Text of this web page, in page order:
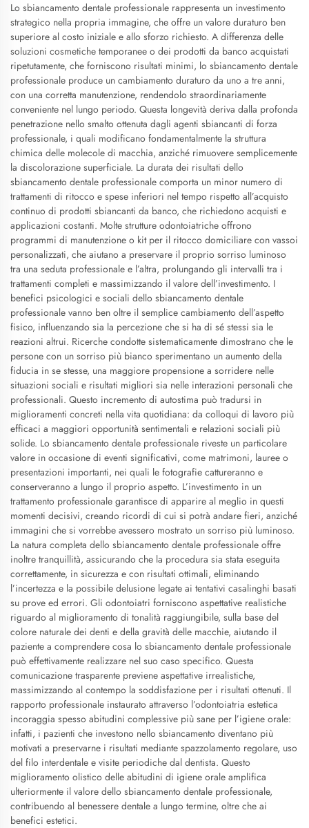
Lo sbiancamento dentale professionale rappresenta un investimento
strategico nella propria immagine, che offre un valore duraturo ben
superiore al costo iniziale e allo sforzo richiesto. A differenza delle
soluzioni cosmetiche temporanee o dei prodotti da banco acquistati
ripetutamente, che forniscono risultati minimi, lo sbiancamento dentale
professionale produce un cambiamento duraturo da uno a tre anni,
con una corretta manutenzione, rendendolo straordinariamente
conveniente nel lungo periodo. Questa longevità deriva dalla profonda
penetrazione nello smalto ottenuta dagli agenti sbiancanti di forza
professionale, i quali modificano fondamentalmente la struttura
chimica delle molecole di macchia, anziché rimuovere semplicemente
la discolorazione superficiale. La durata dei risultati dello
sbiancamento dentale professionale comporta un minor numero di
trattamenti di ritocco e spese inferiori nel tempo rispetto all’acquisto
continuo di prodotti sbiancanti da banco, che richiedono acquisti e
applicazioni costanti. Molte strutture odontoiatriche offrono
programmi di manutenzione o kit per il ritocco domiciliare con vassoi
personalizzati, che aiutano a preservare il proprio sorriso luminoso
tra una seduta professionale e l’altra, prolungando gli intervalli tra i
trattamenti completi e massimizzando il valore dell’investimento. I
benefici psicologici e sociali dello sbiancamento dentale
professionale vanno ben oltre il semplice cambiamento dell’aspetto
fisico, influenzando sia la percezione che si ha di sé stessi sia le
reazioni altrui. Ricerche condotte sistematicamente dimostrano che le
persone con un sorriso più bianco sperimentano un aumento della
fiducia in se stesse, una maggiore propensione a sorridere nelle
situazioni sociali e risultati migliori sia nelle interazioni personali che
professionali. Questo incremento di autostima può tradursi in
miglioramenti concreti nella vita quotidiana: da colloqui di lavoro più
efficaci a maggiori opportunità sentimentali e relazioni sociali più
solide. Lo sbiancamento dentale professionale riveste un particolare
valore in occasione di eventi significativi, come matrimoni, lauree o
presentazioni importanti, nei quali le fotografie cattureranno e
conserveranno a lungo il proprio aspetto. L’investimento in un
trattamento professionale garantisce di apparire al meglio in questi
momenti decisivi, creando ricordi di cui si potrà andare fieri, anziché
immagini che si vorrebbe avessero mostrato un sorriso più luminoso.
La natura completa dello sbiancamento dentale professionale offre
inoltre tranquillità, assicurando che la procedura sia stata eseguita
correttamente, in sicurezza e con risultati ottimali, eliminando
l’incertezza e la possibile delusione legate ai tentativi casalinghi basati
su prove ed errori. Gli odontoiatri forniscono aspettative realistiche
riguardo al miglioramento di tonalità raggiungibile, sulla base del
colore naturale dei denti e della gravità delle macchie, aiutando il
paziente a comprendere cosa lo sbiancamento dentale professionale
può effettivamente realizzare nel suo caso specifico. Questa
comunicazione trasparente previene aspettative irrealistiche,
massimizzando al contempo la soddisfazione per i risultati ottenuti. Il
rapporto professionale instaurato attraverso l’odontoiatria estetica
incoraggia spesso abitudini complessive più sane per l’igiene orale:
infatti, i pazienti che investono nello sbiancamento diventano più
motivati a preservarne i risultati mediante spazzolamento regolare, uso
del filo interdentale e visite periodiche dal dentista. Questo
miglioramento olistico delle abitudini di igiene orale amplifica
ulteriormente il valore dello sbiancamento dentale professionale,
contribuendo al benessere dentale a lungo termine, oltre che ai
benefici estetici.